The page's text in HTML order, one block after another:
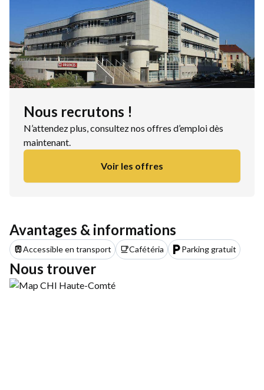
Nous recrutons !
N’attendez plus, consultez nos offres d’emploi dès
maintenant.
Voir les offres
Avantages & informations
Accessible en transport Cafétéria Parking gratuit
Nous trouver